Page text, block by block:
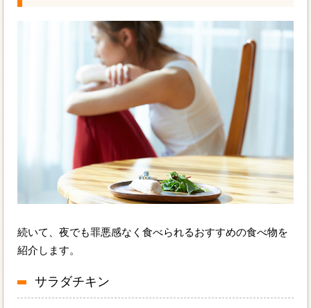
続いて、夜でも罪悪感なく食べられるおすすめの食べ物を
紹介します。
サラダチキン